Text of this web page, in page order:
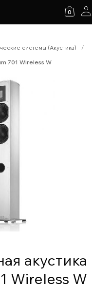
0
системы (Акустика)
/
701 Wireless W
акустика
Wireless W